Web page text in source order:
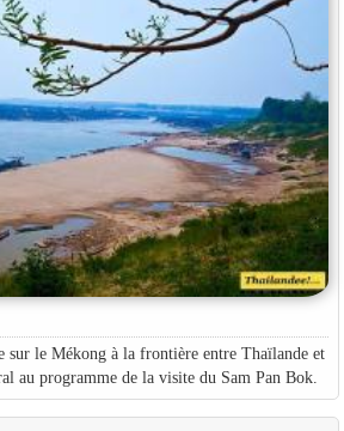
sur le Mékong à la frontière entre Thaïlande et
au programme de la visite du Sam Pan Bok.